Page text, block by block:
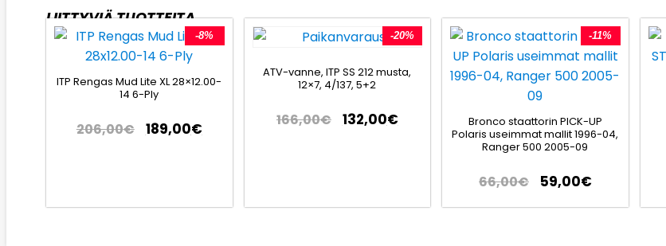
LIITTYVIÄ TUOTTEITA
-8%
ITP Rengas Mud Lite XL 28×12.00-
14 6-Ply
206,00€ 189,00€
-20%
ATV-vanne, ITP SS 212 musta,
12×7, 4/137, 5+2
166,00€ 132,00€
-11%
Bronco staattorin PICK-UP
Polaris useimmat mallit 1996-04,
Ranger 500 2005-09
66,00€ 59,00€